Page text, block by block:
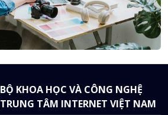
BỘ KHOA HỌC VÀ CÔNG NGHỆ
TRUNG TÂM INTERNET VIỆT NAM